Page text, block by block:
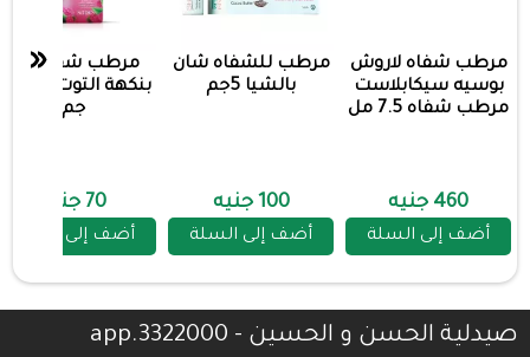
مرطب شفاه لاروش
بوسيه سيكابلاست
مرطب شفاه 7.5 مل
460 جنيه
أضف إلى السلة
مرطب للشفاه شان
بالشيا 5جم
100 جنيه
أضف إلى السلة
مرطب شفاه ايفا
جم
70 جنيه
أضف إلى السلة
«
صيدلية الحسن و الحسين - 3322000.app